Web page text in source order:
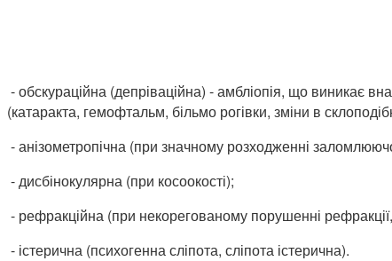
- обскураційна (депріваційна) - амбліопія, що виникає
(катаракта, гемофтальм, більмо рогівки, зміни в
- анізометропічна (при значному розходженні
- дисбінокулярна (при косоокості);
- рефракційна (при некорегованому порушенні
- істерична (психогенна сліпота, сліпота істерична).